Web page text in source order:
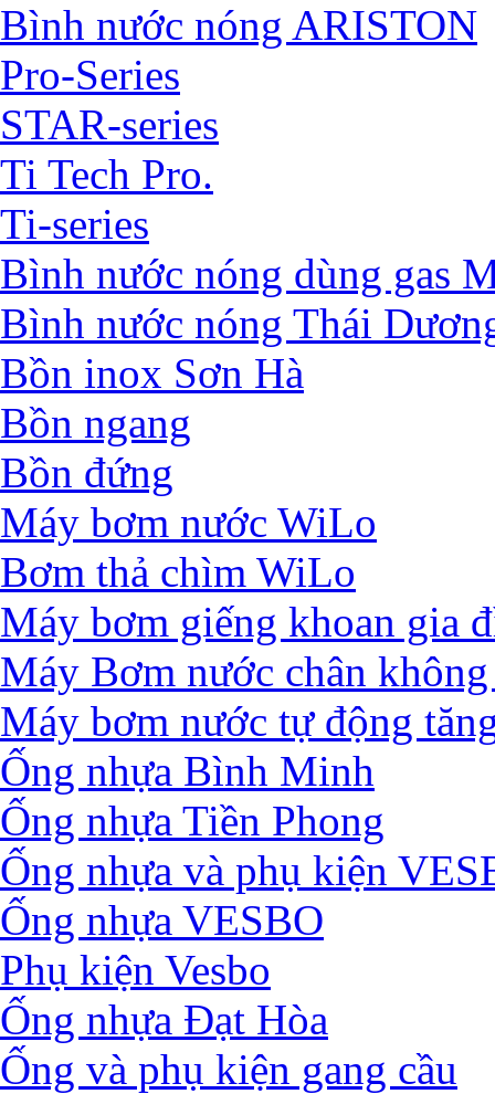
Bình nước nóng ARISTON
Pro-Series
STAR-series
Ti Tech Pro.
Ti-series
Bình nước nóng dùng gas
Bình nước nóng Thái
Bồn inox Sơn Hà
Bồn ngang
Bồn đứng
Máy bơm nước WiLo
Bơm thả chìm WiLo
Máy bơm giếng khoan gia
Máy Bơm nước chân
Máy bơm nước tự động
Ống nhựa Bình Minh
Ống nhựa Tiền Phong
Ống nhựa và phụ kiện
Ống nhựa VESBO
Phụ kiện Vesbo
Ống nhựa Đạt Hòa
Ống và phụ kiện gang cầu